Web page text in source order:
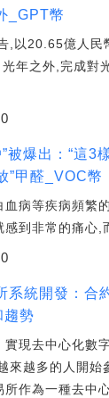
_GPT幣
,以20.65億人民
年之外,完成對
被爆出：“這3
”甲醛_VOC幣
血病等疾病頻繁
感到非常的痛心,
系統開發：合
趨勢
實現去中心化數
來越多的人開始
作為一種去中